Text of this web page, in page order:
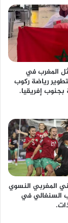
المغرب في
رياضة ركوب
بجنوب إفريقيا.
المغربي النسوي
السنغالي في